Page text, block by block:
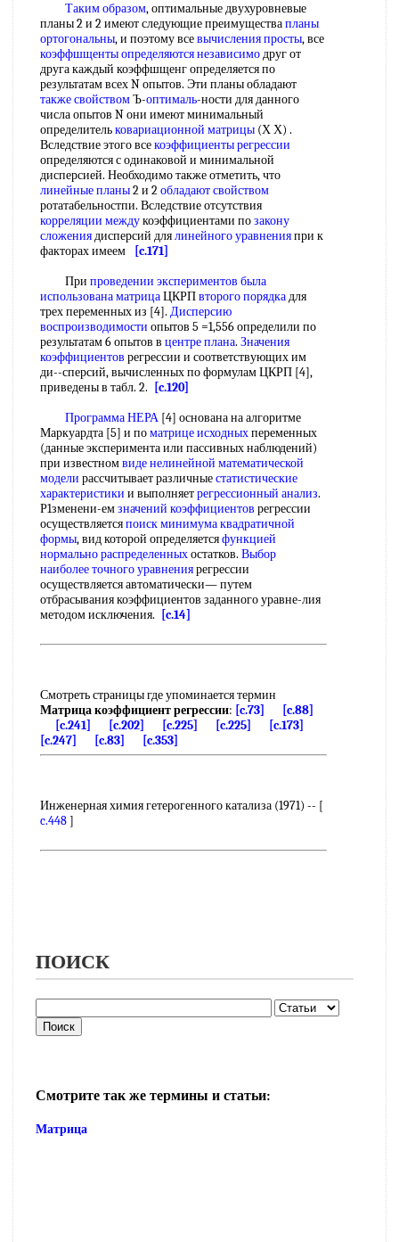
Таким образом, оптимальные двухуровневые
планы 2 и 2 имеют следующие преимуществапланы
ортогональны, и поэтому всевычисления просты, все
коэффшщентыопределяются независимодруг от
друга каждый коэффшщенг определяется по
результатам всех N опытов. Эти планы обладают
также свойствомЪ-оптималь-ности для данного
числа опытов N они имеют минимальный
определительковариационной матрицы (Х Х) .
Вследствие этого всекоэффициенты регрессии
определяются с одинаковой и минимальной
дисперсией. Необходимо также отметить, что
линейные планы2 и 2обладают свойством
ротатабельностпи. Вследствие отсутствия
корреляции междукоэффициентами позакону
сложениядисперсий длялинейного уравненияпри к
факторах имеем
[c.171]
При проведении экспериментов была
использована матрицаЦКРПвторого порядкадля
трех переменных из [4]. Дисперсию
воспроизводимости опытов 5 =1,556 определили по
результатам 6 опытов в центре плана. Значения
коэффициентов регрессии и соответствующих им
ди--сперсий, вычисленных по формулам ЦКРП [4],
приведены в табл. 2.
[c.120]
Программа НЕРА [4] основана на алгоритме
Маркуардта [5] и поматрице исходныхпеременных
(данные эксперимента или пассивных наблюдений)
при известномвиде нелинейной математической
модели рассчитывает различныестатистические
характеристики и выполняетрегрессионный анализ.
Р1зменени-емзначений коэффициентов регрессии
осуществляетсяпоиск минимумаквадратичной
формы, вид которой определяетсяфункцией
нормально распределенныхостатков. Выбор
наиболееточного уравнениярегрессии
осуществляется автоматически— путем
отбрасывания коэффициентов заданного уравне-лия
методом исключения.
[c.14]
Смотреть страницы где упоминается термин
Матрица коэффициент регрессии: [c.73]
[c.88]
[c.241]
[c.202] [c.225] [c.225]
[c.173]
[c.247]
[c.83] [c.353]
Инженерная химия гетерогенного катализа (1971) -- [
c.448]
ПОИСК
Смотрите так же термины и статьи:
Матрица